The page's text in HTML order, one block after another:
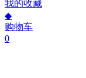
我的收藏
◆
购物车
0